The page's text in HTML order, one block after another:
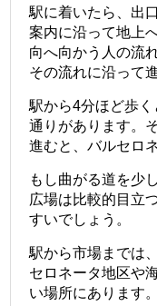
駅に着いたら、出
案内に沿って地上
向へ向かう人の流
その流れに沿って
駅から4分ほど歩
通りがあります。
進むと、バルセロ
もし曲がる道を少
広場は比較的目立
すいでしょう。
駅から市場までは
セロネータ地区や
い場所にあります。